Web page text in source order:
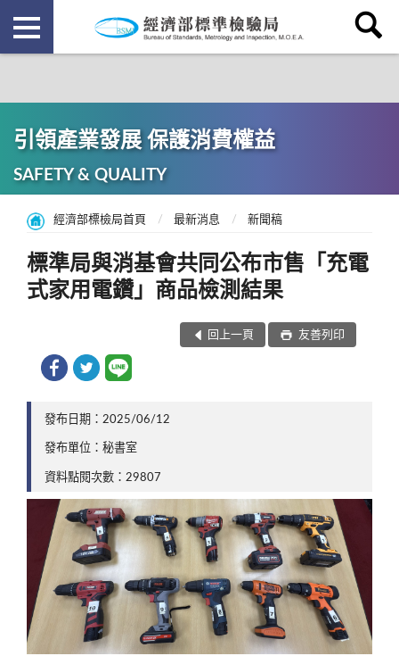
引領產業發展 保護消費權益
SAFETY & QUALITY
經濟部標檢局首頁 最新消息 新聞稿
標準局與消基會共同公布市售「充電
式家用電鑽」商品檢測結果
回上一頁 友善列印
發布日期：2025/06/12
發布單位：秘書室
資料點閱次數：29807